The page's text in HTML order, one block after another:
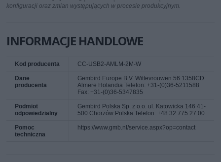
konfiguracji oraz zmian występujących w procesie produkcyjnym.
INFORMACJE HANDLOWE
Kod producenta CC-USB2-AMLM-2M-W
Dane
producenta
Gembird Europe B.V. Wittevrouwen 56 1358CD
Almere Holandia Telefon: +31-(0)36-5211588
Fax: +31-(0)36-5347835
Podmiot
odpowiedzialny
Gembird Polska Sp. z o.o. ul. Katowicka 146 41-
500 Chorzów Polska Telefon: +48 32 775 27 00
Pomoc
techniczna
https://www.gmb.nl/service.aspx?op=contact